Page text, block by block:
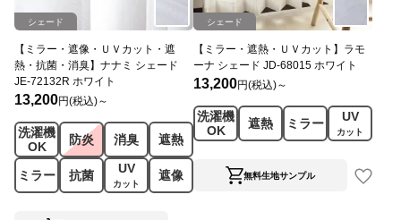
シェード
【ミラー・遮像・ＵＶカット・遮
熱・抗菌・消臭】ナナミ シェード
JE-72132R ホワイト
13,200円(税込)～
洗濯機
OK
防炎 消臭 遮熱
ミラー 抗菌 UV
カット
遮像
シェード
【ミラー・遮熱・ＵＶカット】ラモ
ーナ シェード JD-68015 ホワイト
13,200円(税込)～
洗濯機
OK
遮熱 ミラー UV
カット
無料生地サンプル